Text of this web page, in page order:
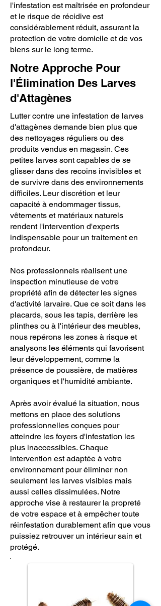
l'infestation est maîtrisée en profondeur
et le risque de récidive est
considérablement réduit, assurant la
protection de votre domicile et de vos
biens sur le long terme.
Notre Approche Pour
l'Élimination Des Larves
d'Attagènes
Lutter contre une infestation de larves
d'attagènes demande bien plus que
des nettoyages réguliers ou des
produits vendus en magasin. Ces
petites larves sont capables de se
glisser dans des recoins invisibles et
de survivre dans des environnements
difficiles. Leur discrétion et leur
capacité à endommager tissus,
vêtements et matériaux naturels
rendent l'intervention d'experts
indispensable pour un traitement en
profondeur.
Nos professionnels réalisent une
inspection minutieuse de votre
propriété afin de détecter les signes
d'activité larvaire. Que ce soit dans les
placards, sous les tapis, derrière les
plinthes ou à l'intérieur des meubles,
nous repérons les zones à risque et
analysons les éléments qui favorisent
leur développement, comme la
présence de poussière, de matières
organiques et l'humidité ambiante.
Après avoir évalué la situation, nous
mettons en place des solutions
professionnelles conçues pour
atteindre les foyers d'infestation les
plus inaccessibles. Chaque
intervention est adaptée à votre
environnement pour éliminer non
seulement les larves visibles mais
aussi celles dissimulées. Notre
approche vise à restaurer la propreté
de votre espace et à empêcher toute
réinfestation durablement afin que vous
puissiez retrouver un intérieur sain et
protégé.